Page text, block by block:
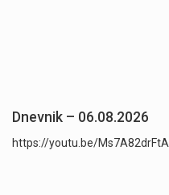
Dnevnik – 06.08.2026
https://youtu.be/Ms7A82drFtA